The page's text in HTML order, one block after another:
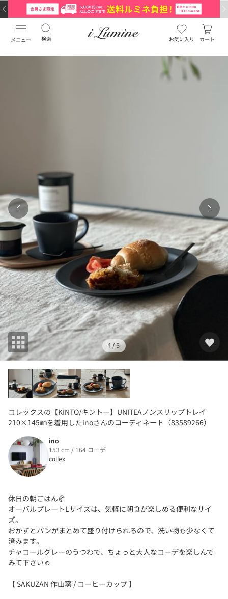
メニュー 検索 お気に入り カート
1 / 5
コレックスの【KINTO/キントー】UNITEAノンスリップトレイ
210×145㎜を着用したinoさんのコーディネート（83589266）
ino
153 cm / 164 コーデ
collex
休日の朝ごはん🥐
オーバルプレートLサイズは、気軽に朝食が楽しめる便利なサイ
ズ。
おかずとパンがまとめて盛り付けられるので、洗い物も少なくて
済みます。
チャコールグレーのうつわで、ちょっと大人なコーデを楽しんで
みて下さい☺︎
【 SAKUZAN 作山窯 / コーヒーカップ 】